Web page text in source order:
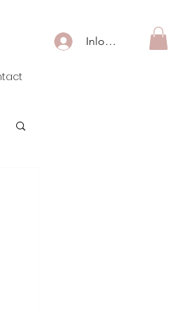
Inloggen